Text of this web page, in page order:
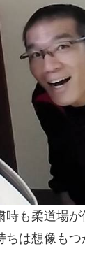
も柔道場
は想像も